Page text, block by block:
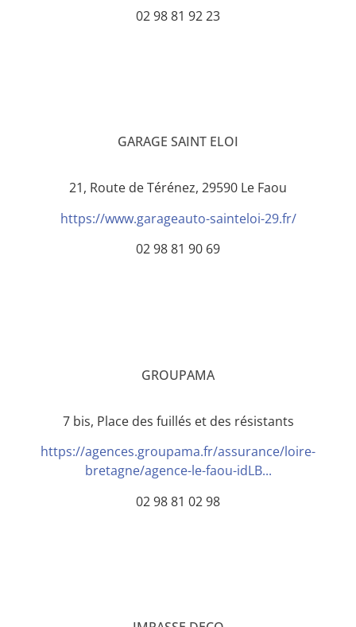
02 98 81 92 23
GARAGE SAINT ELOI
21, Route de Térénez, 29590 Le Faou
https://www.garageauto-sainteloi-29.fr/
02 98 81 90 69
GROUPAMA
7 bis, Place des fuillés et des résistants
https://agences.groupama.fr/assurance/loire-
bretagne/agence-le-faou-idLB...
02 98 81 02 98